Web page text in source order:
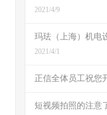
2021/4/9
玛珐（上海）机电
2021/4/1
正信全体员工祝您
短视频拍照的注意